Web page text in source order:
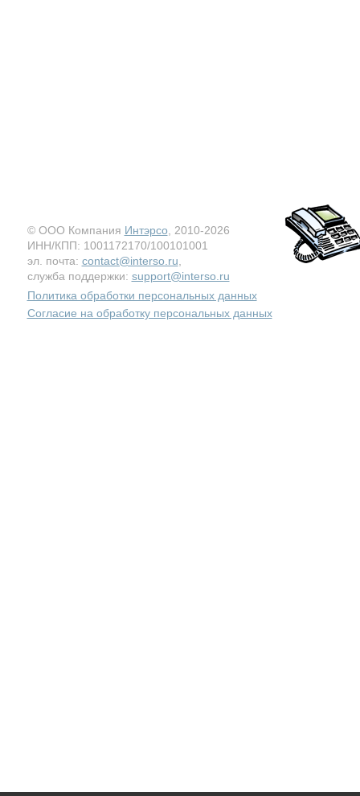
© ООО Компания Интэрсо , 2010-2026
ИНН/КПП: 1001172170/100101001
эл. почта: contact@interso.ru
служба поддержки: support@interso.ru
Политика обработки персональных данных
Согласие на обработку персональных данных